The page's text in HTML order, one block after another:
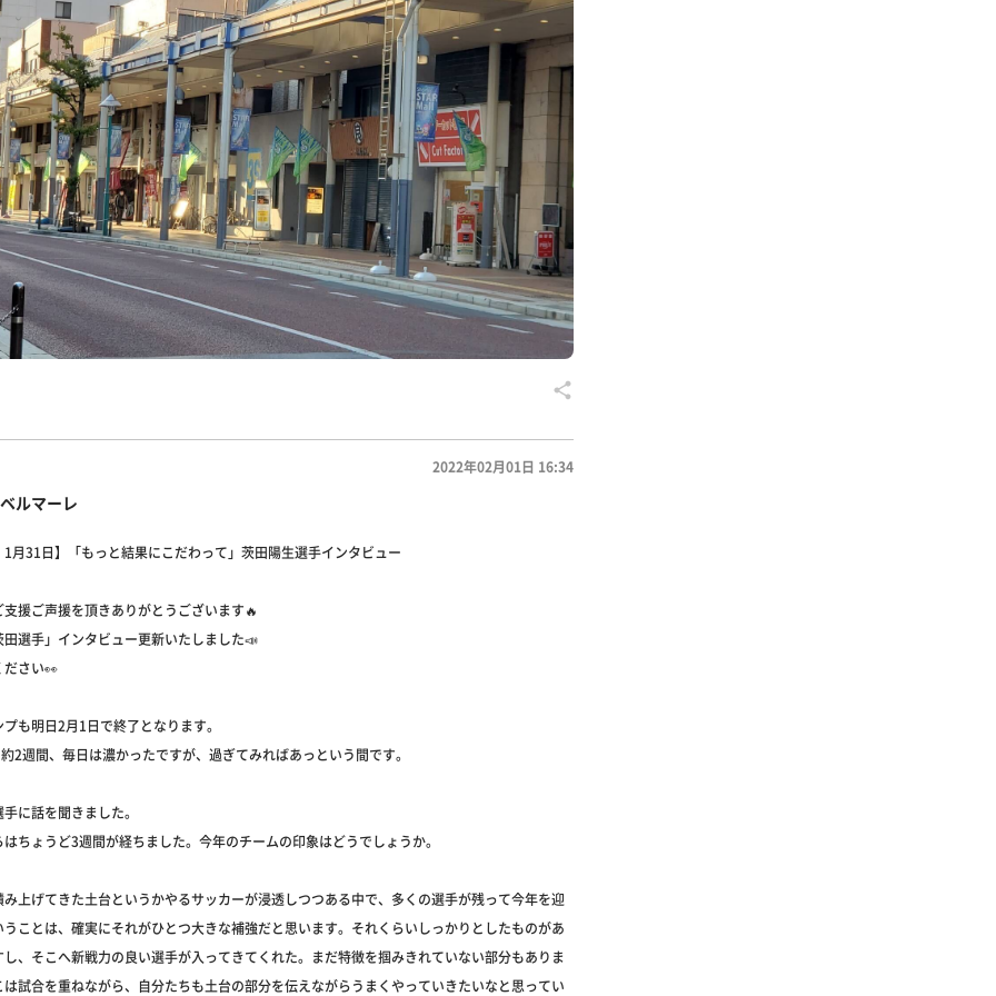
ルマーレ
2022年02月01日 16:34
月31日】「もっと結果にこだわって」茨田陽生選手インタビュー
援ご声援を頂きありがとうございます🔥
選手」インタビュー更新いたしました📣
ださい👀
も明日2月1日で終了となります。
2週間、毎日は濃かったですが、過ぎてみればあっという間です。
に話を聞きました。
ちょうど3週間が経ちました。今年のチームの印象はどうでしょうか。
上げてきた土台というかやるサッカーが浸透しつつある中で、多くの選手が残って今年を迎
ことは、確実にそれがひとつ大きな補強だと思います。それくらいしっかりとしたものがあ
、そこへ新戦力の良い選手が入ってきてくれた。まだ特徴を掴みきれていない部分もありま
試合を重ねながら、自分たちも土台の部分を伝えながらうまくやっていきたいなと思ってい